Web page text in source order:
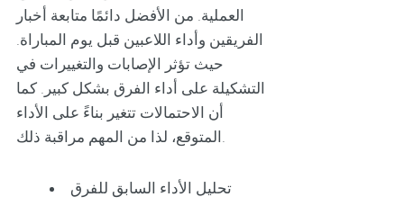
العملية. من الأفضل دائمًا متابعة أخبار
الفريقين وأداء اللاعبين قبل يوم المباراة.
حيث تؤثر الإصابات والتغييرات في
التشكيلة على أداء الفرق بشكل كبير. كما
أن الاحتمالات تتغير بناءً على الأداء
المتوقع، لذا من المهم مراقبة ذلك.
تحليل الأداء السابق للفرق